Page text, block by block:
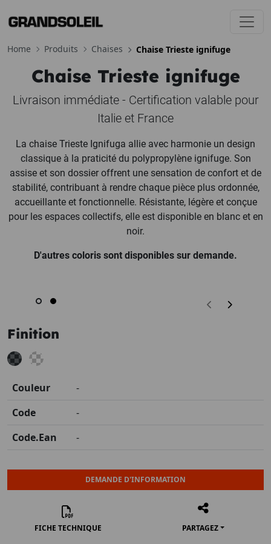
Home Produits Chaises Chaise Trieste ignifuge
Chaise Trieste ignifuge
Livraison immédiate - Certification valable pour
Italie et France
La chaise Trieste Ignifuga allie avec harmonie un design
classique à la praticité du polypropylène ignifuge. Son
assise et son dossier offrent une sensation de confort et de
stabilité, contribuant à rendre chaque pièce plus ordonnée,
accueillante et fonctionnelle. Résistante, légère et conçue
pour les espaces collectifs, elle est disponible en blanc et en
noir.
D'autres coloris sont disponibles sur demande.
Finition
Couleur
-
Code
-
Code.Ean
-
DEMANDE D'INFORMATION
FICHE TECHNIQUE PARTAGEZ